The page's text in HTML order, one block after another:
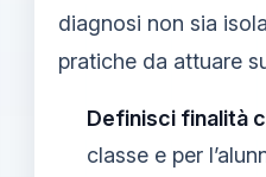
diagnosi non sia
pratiche da attuare
Definisci finalità
classe e per